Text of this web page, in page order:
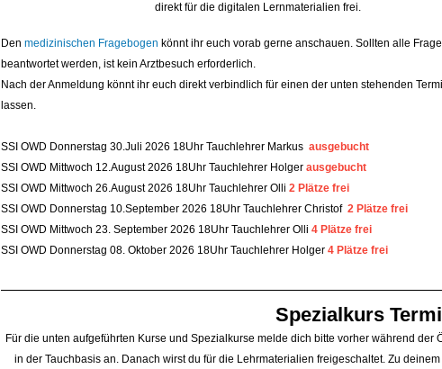
direkt für die digitalen Lernmaterialien frei.
Den medizinischen Fragebogen könnt ihr euch vorab gerne anschauen. Sollten alle
beantwortet werden, ist kein Arztbesuch erforderlich.
Nach der Anmeldung könnt ihr euch direkt verbindlich für einen der unten stehenden
lassen.
SSI OWD Donnerstag 30.Juli 2026 18Uhr Tauchlehrer Markus ausgebucht
SSI OWD Mittwoch 12.August 2026 18Uhr Tauchlehrer Holger ausgebucht
SSI OWD Mittwoch 26.August 2026 18Uhr Tauchlehrer Olli 2 Plätze frei
SSI OWD Donnerstag 10.September 2026 18Uhr Tauchlehrer Christof 2 Plätze frei
SSI OWD Mittwoch 23. September 2026 18Uhr Tauchlehrer Olli 4 Plätze frei
SSI OWD Donnerstag 08. Oktober 2026 18Uhr Tauchlehrer Holger 4 Plätze frei
Spezialkurs
Für die unten aufgeführten Kurse und Spezialkurse melde dich bitte vorher während der
in der Tauchbasis an. Danach wirst du für die Lehrmaterialien freigeschaltet. Zu